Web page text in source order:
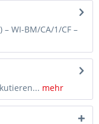
WI-BM/CA/1/CF –
mehr